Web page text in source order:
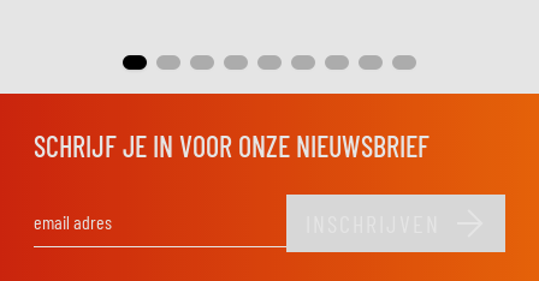
SCHRIJF JE IN VOOR ONZE NIEUWSBRIEF